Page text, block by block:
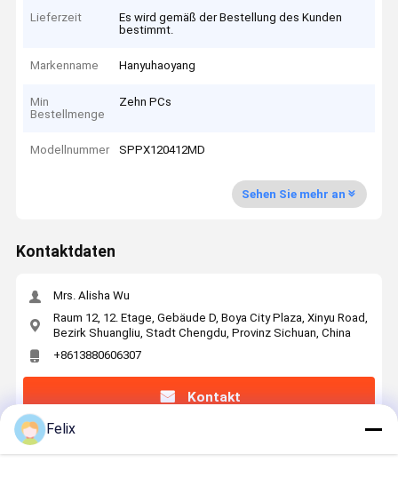
Lieferzeit
Es wird gemäß der Bestellung des Kunden
bestimmt.
Markenname Hanyuhaoyang
Min
Bestellmenge
Zehn PCs
Modellnummer SPPX120412MD
Sehen Sie mehr an
Kontaktdaten
Mrs. Alisha Wu
Raum 12, 12. Etage, Gebäude D, Boya City Plaza, Xinyu Road,
Bezirk Shuangliu, Stadt Chengdu, Provinz Sichuan, China
+8613880606307
Kontakt
Erhalten Sie Den Besten Preis Für
Felix